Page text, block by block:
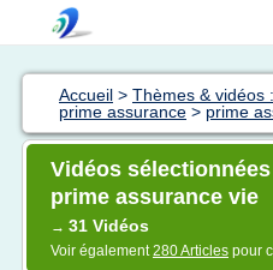
Accueil > Thèmes & vidéos
prime assurance > prime
Vidéos
prime assurance vie
→ 31 Vidéos
Voir également280 Articles pour